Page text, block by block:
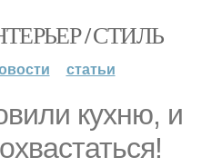
/ СТИЛЬ
статьи
кyхню, и